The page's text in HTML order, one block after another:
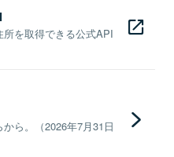
を取得できる公式API
ら。（2026年7月31日